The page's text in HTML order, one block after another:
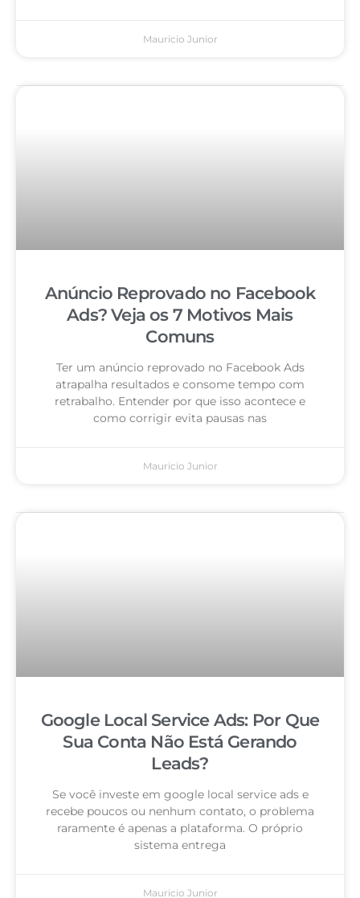
Mauricio Junior
Anúncio Reprovado no Facebook
Ads? Veja os 7 Motivos Mais
Comuns
Ter um anúncio reprovado no Facebook Ads
atrapalha resultados e consome tempo com
retrabalho. Entender por que isso acontece e
como corrigir evita pausas nas
Mauricio Junior
Google Local Service Ads: Por Que
Sua Conta Não Está Gerando
Leads?
Se você investe em google local service ads e
recebe poucos ou nenhum contato, o problema
raramente é apenas a plataforma. O próprio
sistema entrega
Mauricio Junior